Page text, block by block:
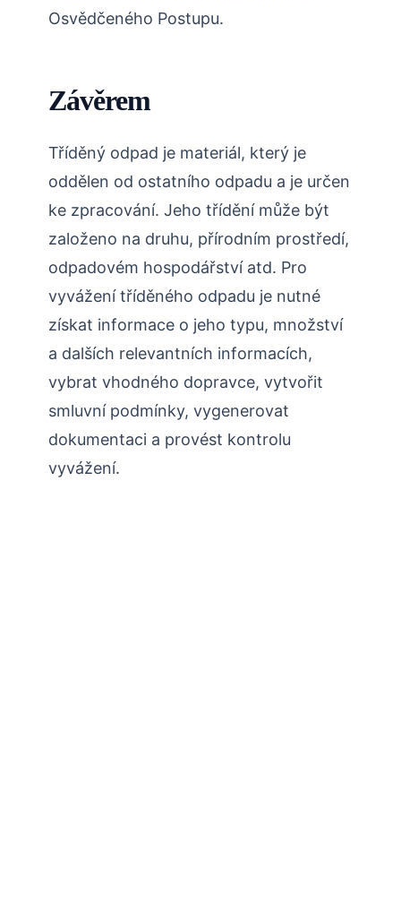
Osvědčeného Postupu.
Závěrem
Tříděný odpad je materiál, který je
oddělen od ostatního odpadu a je určen
ke zpracování. Jeho třídění může být
založeno na druhu, přírodním prostředí,
odpadovém hospodářství atd. Pro
vyvážení tříděného odpadu je nutné
získat informace o jeho typu, množství
a dalších relevantních informacích,
vybrat vhodného dopravce, vytvořit
smluvní podmínky, vygenerovat
dokumentaci a provést kontrolu
vyvážení.